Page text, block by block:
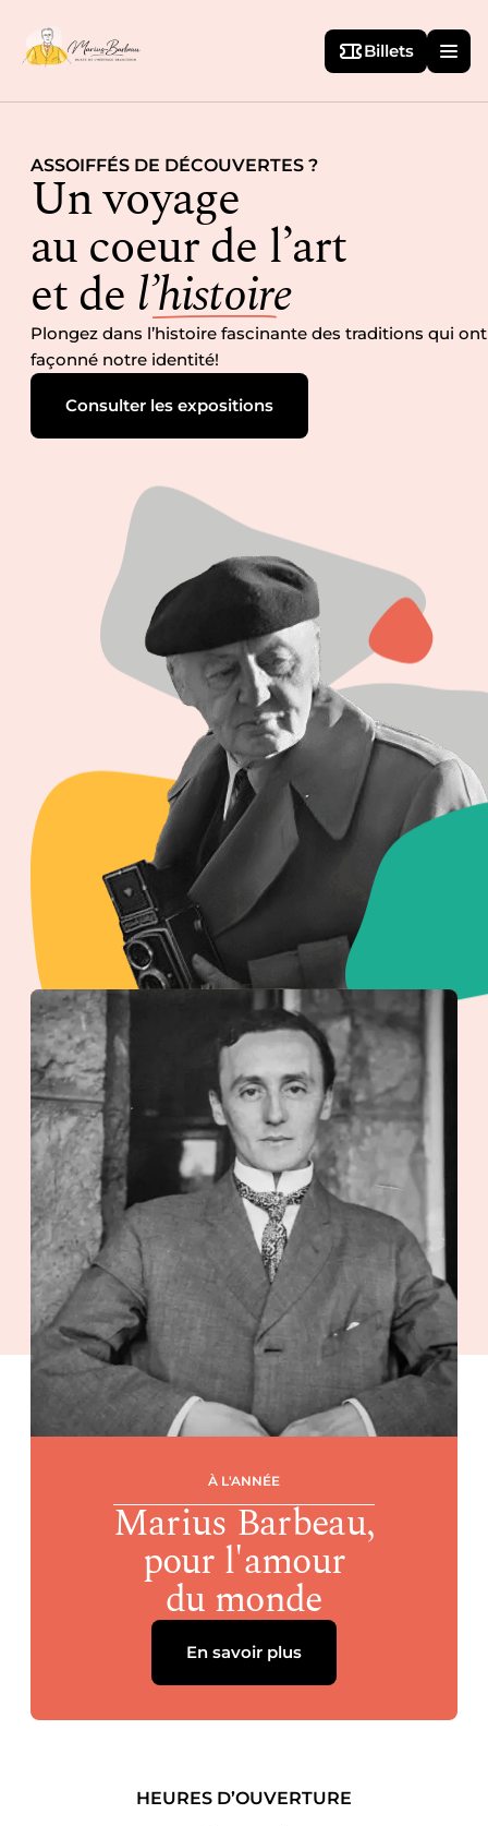
Billets
ASSOIFFÉS DE DÉCOUVERTES ?
Un voyage
au coeur de l’art
et de l’histoire
Plongez dans l’histoire fascinante des traditions qui ont
façonné notre identité!
Consulter les expositions
À L'ANNÉE
Marius Barbeau,
pour l'amour
du monde
En savoir plus
HEURES D’OUVERTURE